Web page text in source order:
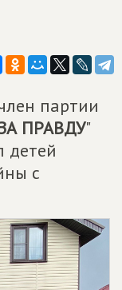
партии
ПРАВДУ"
детей
с